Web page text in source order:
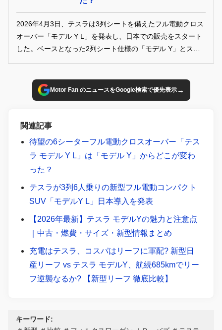
2026年4月3日、テスラは3列シートを備えたフル電動クロス
オーバー「モデル Y L」を発表し、日本での販売をスタート
した。ベースとなった2列シート仕様の「モデル Y」とスペ
Motor Fan のニュースをGoogle検索で優先表示→
関連記事
待望の6シーターフル電動クロスオーバー「テス
ラ モデル Y L」は「モデル Y」からどこが変わ
った？
テスラが3列6人乗りの新型フル電動コンパクト
SUV「モデルY L」日本導入を発表
【2026年最新】テスラ モデルYの魅力と注意点
｜中古・燃費・サイズ・新型情報まとめ
充電はテスラ、コスパはリーフに軍配? 新型日
産リーフ vs テスラ モデルY、航続685kmでリー
フ逆襲なるか? 【新型リーフ 徹底比較】
キーワード: